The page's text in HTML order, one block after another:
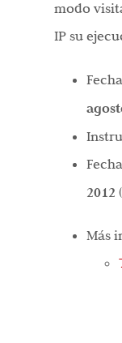
modo
IP su
2012
Más